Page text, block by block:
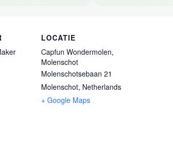
LOCATIE
Capfun Wondermolen,
Molenschot
Molenschotsebaan 21
Molenschot, Netherlands
+ Google Maps